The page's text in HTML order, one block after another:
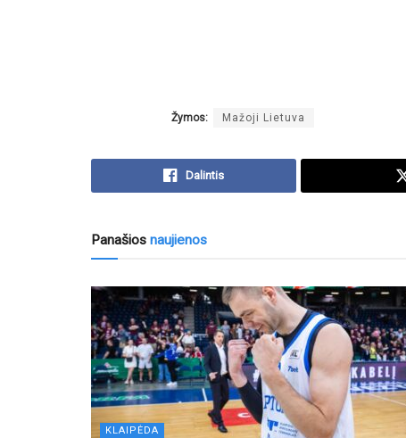
Žymos: Mažoji Lietuva
Dalintis
Panašios naujienos
KLAIPĖDA